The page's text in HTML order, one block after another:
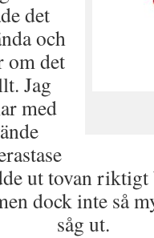
det
och
om det
Jag
med
ut tovan riktigt
dock inte så
såg ut.